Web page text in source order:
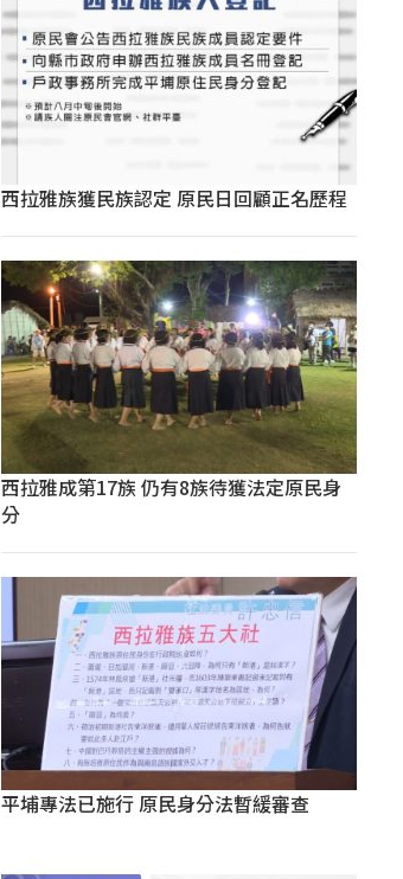
西拉雅族獲民族認定 原民日回顧正名歷程
西拉雅成第17族 仍有8族待獲法定原民身
分
平埔專法已施行 原民身分法暫緩審查